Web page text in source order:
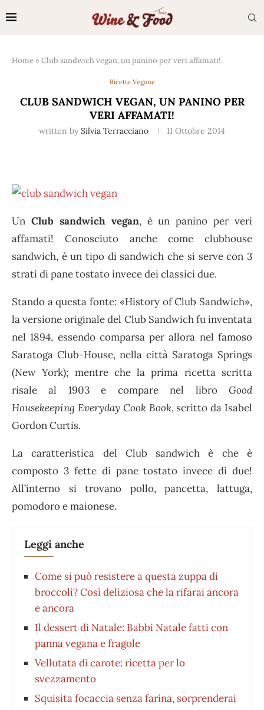
Home »Club sandwich vegan, un panino per veri affamati!
Ricette Vegane
CLUB SANDWICH VEGAN, UN PANINO PER
VERI AFFAMATI!
written by Silvia Terracciano 11 Ottobre 2014
Un Club sandwich vegan, è un panino per veri
affamati! Conosciuto anche come clubhouse
sandwich, è un tipo di sandwich che si serve con 3
strati di pane tostato invece dei classici due.
Stando a questa fonte: «History of Club Sandwich»,
la versione originale del Club Sandwich fu inventata
nel 1894, essendo comparsa per allora nel famoso
Saratoga Club-House, nella città Saratoga Springs
(New York); mentre che la prima ricetta scritta
risale al 1903 e compare nel libro Good
Housekeeping Everyday Cook Book, scritto da Isabel
Gordon Curtis.
La caratteristica del Club sandwich è che è
composto 3 fette di pane tostato invece di due!
All’interno si trovano pollo, pancetta, lattuga,
pomodoro e maionese.
Leggi anche
Come si può resistere a questa zuppa di
broccoli? Così deliziosa che la rifarai ancora
e ancora
Il dessert di Natale: Babbi Natale fatti con
panna vegana e fragole
Vellutata di carote: ricetta per lo
svezzamento
Squisita focaccia senza farina, sorprenderai